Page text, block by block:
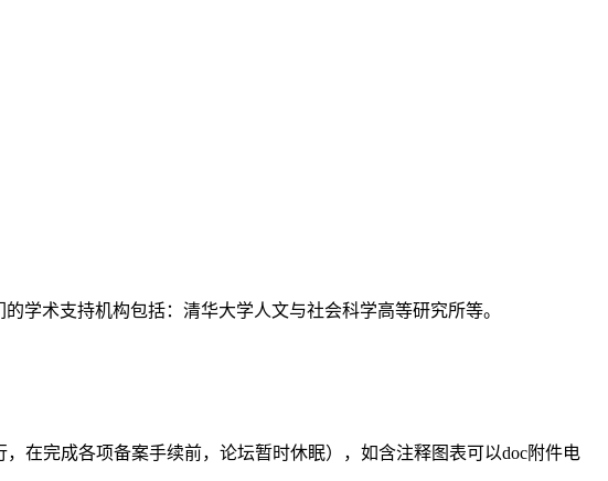
学术支持机构包括：清华大学人文与社会科学高等研究所等。
在完成各项备案手续前，论坛暂时休眠），如含注释图表可以doc附件电